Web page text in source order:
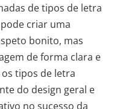
de tipos de letra
criar uma
bonito, mas
de forma clara e
tipos de letra
do design geral e
no sucesso da